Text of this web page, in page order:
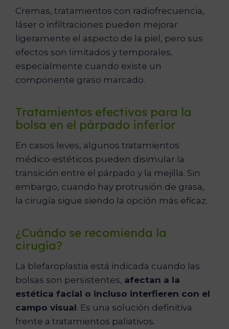
Cremas, tratamientos con radiofrecuencia,
láser o infiltraciones pueden mejorar
ligeramente el aspecto de la piel, pero sus
efectos son limitados y temporales,
especialmente cuando existe un
componente graso marcado.
Tratamientos efectivos para la
bolsa en el párpado inferior
En casos leves, algunos tratamientos
médico-estéticos pueden disimular la
transición entre el párpado y la mejilla. Sin
embargo, cuando hay protrusión de grasa,
la cirugía sigue siendo la opción más eficaz.
¿Cuándo se recomienda la
cirugía?
La blefaroplastia está indicada cuando las
bolsas son persistentes, afectan a la
estética facial o incluso interfieren con el
campo visual. Es una solución definitiva
frente a tratamientos paliativos.